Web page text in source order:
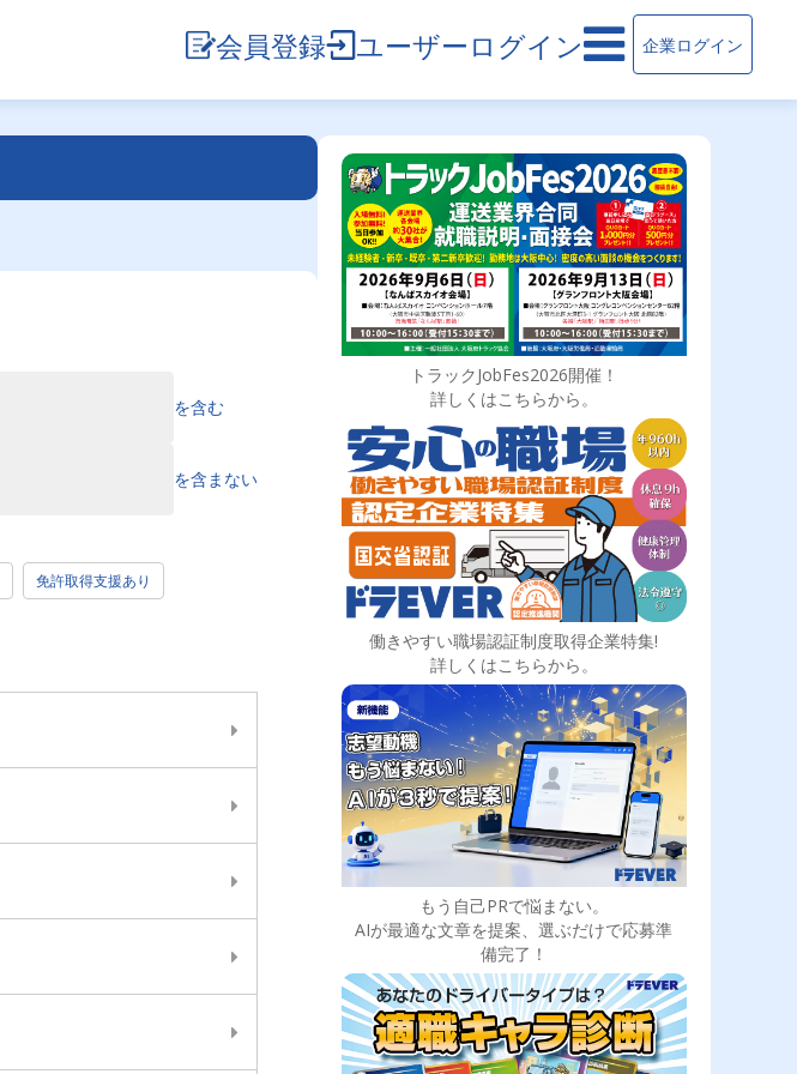
会員登録 ユーザーログイン 企業ログイン
を含む
を含まない
免許取得支援あり
トラックJobFes2026開催！
詳しくはこちらから。
働きやすい職場認証制度取得企業特集!
詳しくはこちらから。
もう自己PRで悩まない。
AIが最適な文章を提案、選ぶだけで応募準
備完了！